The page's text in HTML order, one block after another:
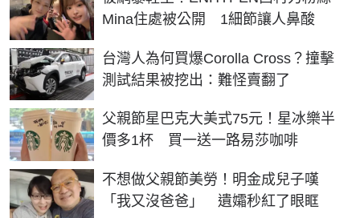
Mina住處被公開 1細節讓人鼻酸
台灣人為何買爆Corolla Cross？撞擊
測試結果被挖出：難怪賣翻了
父親節星巴克大美式75元！星冰樂半
價多1杯 買一送一路易莎咖啡
不想做父親節美勞！明金成兒子嘆
「我又沒爸爸」 遺孀秒紅了眼眶